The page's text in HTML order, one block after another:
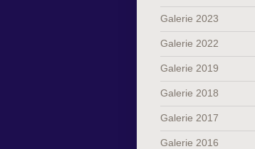
Galerie 2023
Galerie 2022
Galerie 2019
Galerie 2018
Galerie 2017
Galerie 2016